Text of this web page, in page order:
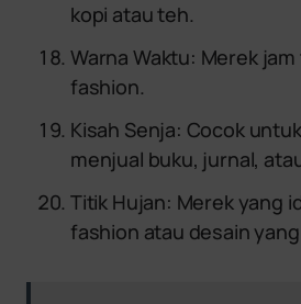
kopi atau teh.
Warna Waktu: Merek
fashion.
Kisah Senja: Cocok
menjual buku, jurnal,
Titik Hujan: Merek yang
fashion atau desain